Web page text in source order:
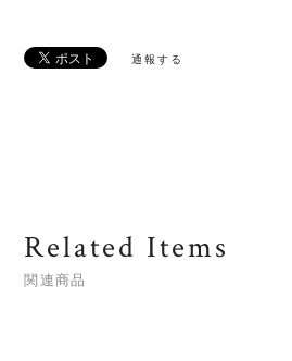
通報する
Related Items
関連商品